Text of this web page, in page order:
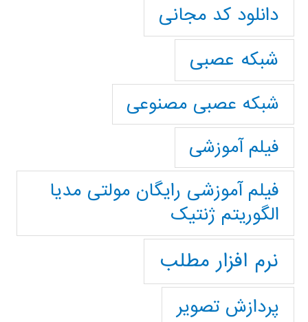
دانلود کد مجانی
شبکه عصبی
شبکه عصبی مصنوعی
فیلم آموزشی
فیلم آموزشی رایگان مولتی مدیا
الگوریتم ژنتیک
نرم افزار مطلب
پردازش تصویر